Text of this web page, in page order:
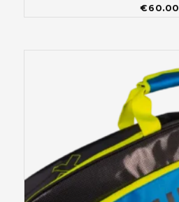
€ 60.00